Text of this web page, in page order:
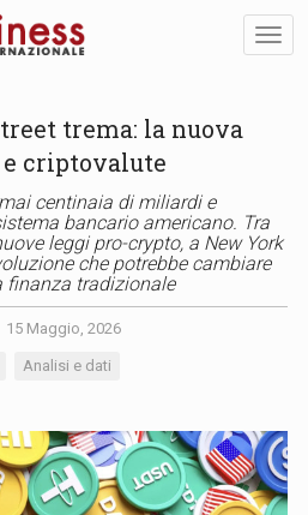
trema: la nuova
criptovalute
centinaia di miliardi e
bancario americano. Tra
leggi pro-crypto, a New York
che potrebbe cambiare
finanza tradizionale
15 Maggio, 2026
Analisi e dati